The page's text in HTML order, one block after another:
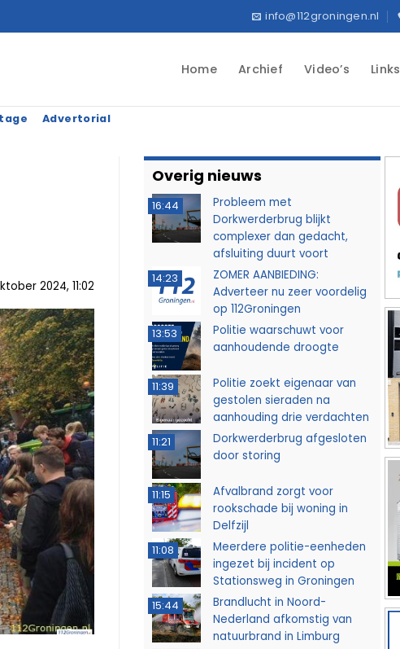
info@112groningen.nl
Home Archief Video’s Links
Advertorial
2024, 11:02
Overig nieuws
16:44
Probleem met
Dorkwerderbrug blijkt
complexer dan gedacht,
afsluiting duurt voort
14:23
ZOMER AANBIEDING:
Adverteer nu zeer voordelig
op 112Groningen
13:53
Politie waarschuwt voor
aanhoudende droogte
11:39
Politie zoekt eigenaar van
gestolen sieraden na
aanhouding drie verdachten
11:21
Dorkwerderbrug afgesloten
door storing
11:15
Afvalbrand zorgt voor
rookschade bij woning in
Delfzijl
11:08
Meerdere politie-eenheden
ingezet bij incident op
Stationsweg in Groningen
15:44
Brandlucht in Noord-
Nederland afkomstig van
natuurbrand in Limburg